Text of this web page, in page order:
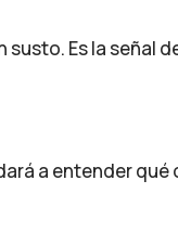
susto. Es la señal
a entender qué